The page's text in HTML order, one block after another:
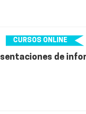
CURSOS ONLINE
de